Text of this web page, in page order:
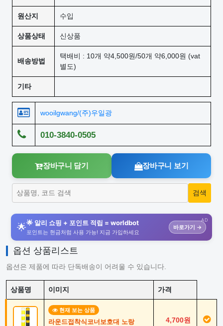
원산지 수입
상품상태 신상품
배송방법
택배비 : 10개 약4,500원/50개 약6,000원 (vat
별도)
기타
wooilgwang/(주)우일광
010-3840-0505
장바구니 담기 장바구니 보기
AD
🌟🌟 알리 쇼핑 + 포인트 적립 = worldbot
포인트는 현금처럼 사용 가능! 지금 가입하세요
바로가기 →
옵션 상품리스트
옵션은 제품에 따라 단독배송이 어려울 수 있습니다.
상품명 이미지 가격
현재 보는 상품
라운드접착식코너보호대 노랑 4,700원